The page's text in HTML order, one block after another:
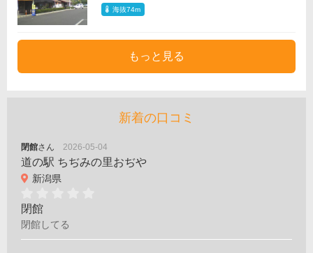
海抜74m
もっと見る
新着の口コミ
閉館さん 2026-05-04
道の駅 ちぢみの里おぢや
新潟県
閉館
閉館してる